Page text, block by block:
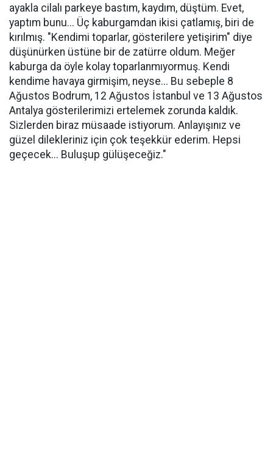
ayakla cilalı parkeye bastım, kaydım, düştüm. Evet,
yaptım bunu... Üç kaburgamdan ikisi çatlamış, biri de
kırılmış. "Kendimi toparlar, gösterilere yetişirim" diye
düşünürken üstüne bir de zatürre oldum. Meğer
kaburga da öyle kolay toparlanmıyormuş. Kendi
kendime havaya girmişim, neyse... Bu sebeple 8
Ağustos Bodrum, 12 Ağustos İstanbul ve 13 Ağustos
Antalya gösterilerimizi ertelemek zorunda kaldık.
Sizlerden biraz müsaade istiyorum. Anlayışınız ve
güzel dilekleriniz için çok teşekkür ederim. Hepsi
geçecek... Buluşup gülüşeceğiz."